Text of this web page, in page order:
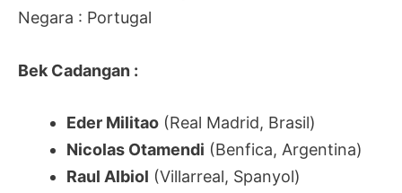
Negara : Portugal
Bek Cadangan :
Eder Militao (Real Madrid, Brasil)
Nicolas Otamendi (Benfica, Argentina)
Raul Albiol (Villarreal, Spanyol)